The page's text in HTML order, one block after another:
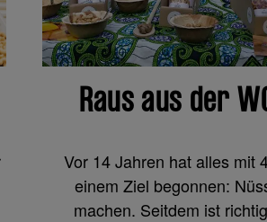
Raus aus der
Vor 14 Jahren hat alles mit
einem Ziel begonnen:
machen. Seitdem ist